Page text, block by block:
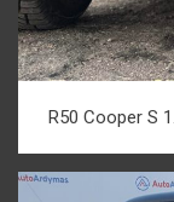
R50 Cooper S